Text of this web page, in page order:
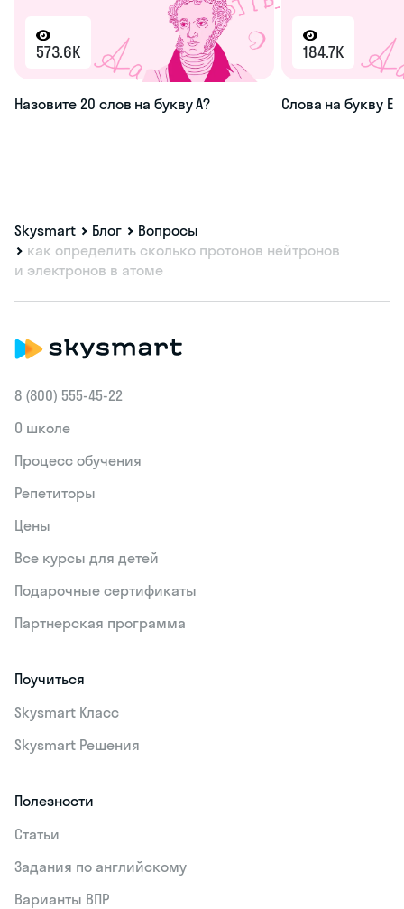
573.6K
Назовите 20 слов на букву А?
184.7K
Слова на букву Е
Skysmart Блог
Вопросы
как определить сколько протонов нейтронов
и электронов в атоме
8 (800) 555‑45-22
О школе
Процесс обучения
Репетиторы
Цены
Все курсы для детей
Подарочные сертификаты
Партнерская программа
Поучиться
Skysmart Класс
Skysmart Решения
Полезности
Статьи
Задания по английскому
Варианты ВПР